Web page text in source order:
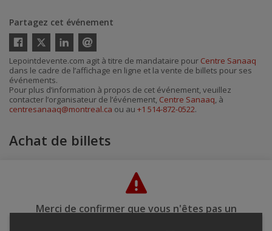
Partagez cet événement
Facebook
Twitter
LinkedinEnvoyer
par
courriel
Lepointdevente.com agit à titre de mandataire pour Centre Sanaaq
dans le cadre de l’affichage en ligne et la vente de billets pour ses
événements.
Pour plus d’information à propos de cet événement, veuillez
contacter l’organisateur de l’événement, Centre Sanaaq, à
centresanaaq@montreal.ca ou au +1 514-872-0522.
Achat de billets
Merci de confirmer que vous n'êtes pas un